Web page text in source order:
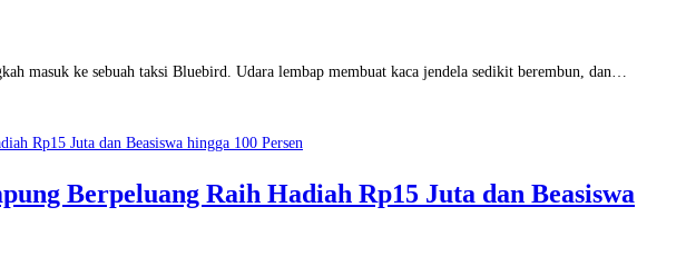
masuk ke sebuah taksi Bluebird. Udara lembap membuat kaca jendela sedikit berembun, dan…
Berpeluang Raih Hadiah Rp15 Juta dan Beasiswa